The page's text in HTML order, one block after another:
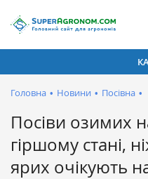
Головна • Новини • Посівна •
Посіви озимих
гіршому стані,
ярих очікують